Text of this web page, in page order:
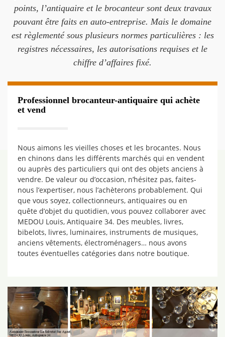
points, l’antiquaire et le brocanteur sont deux travaux
pouvant être faits en auto-entreprise. Mais le domaine
est règlementé sous plusieurs normes particulières : les
registres nécessaires, les autorisations requises et le
chiffre d’affaires fixé.
Professionnel brocanteur-antiquaire qui achète
et vend
Nous aimons les vieilles choses et les brocantes. Nous
en chinons dans les différents marchés qui en vendent
ou auprès des particuliers qui ont des objets anciens à
vendre. De valeur ou d’occasion, n’hésitez pas, faites-
nous l’expertiser, nous l’achèterons probablement. Qui
que vous soyez, collectionneurs, antiquaires ou en
quête d’objet du quotidien, vous pouvez collaborer avec
MEDOU Louis, Antiquaire 34. Des meubles, livres,
bibelots, livres, luminaires, instruments de musiques,
anciens vêtements, électroménagers… nous avons
toutes éventuelles catégories dans notre boutique.